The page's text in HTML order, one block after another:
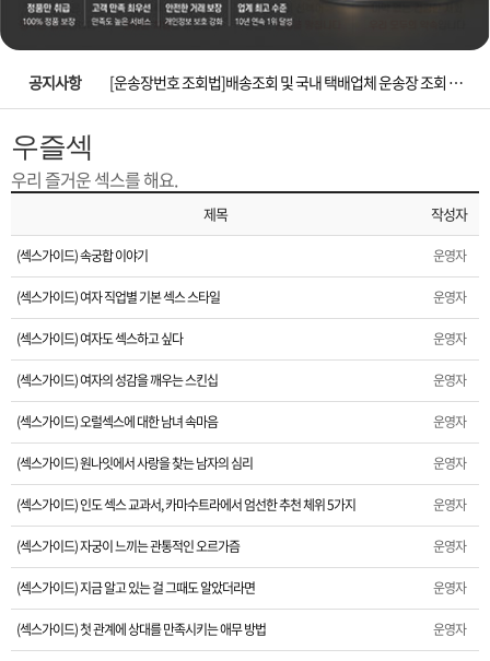
니
워
맨
은?
제
품
구
매
은
꼴
사
섹
스
노
하
우
고
객
센
터
마
이
페
이
지
주
문
조
회
공지사항
[2026구정 연휴]설 연휴 배송 및 휴무 안내
[운송장번호 조회법]배송조회 및 국내 택배업체 운송장 조회 하는법
[무인택배함 이용 안내] 집 밖에 주소로 택배 받기
입금확인이 안되는 상황을 대비해 꼭 입금후 고객센터 연락바랍니다.
[2026구정 연휴]설 연휴 배송 및 휴무 안내
우즐섹
우리 즐거운 섹스를 해요.
제목 작성자
(섹스가이드) 속궁합 이야기 운영자
(섹스가이드) 여자 직업별 기본 섹스 스타일 운영자
(섹스가이드) 여자도 섹스하고 싶다 운영자
(섹스가이드) 여자의 성감을 깨우는 스킨십 운영자
(섹스가이드) 오럴섹스에 대한 남녀 속마음 운영자
(섹스가이드) 원나잇에서 사랑을 찾는 남자의 심리 운영자
(섹스가이드) 인도 섹스 교과서, 카마수트라에서 엄선한 추천 체위 5가지 운영자
(섹스가이드) 자궁이 느끼는 관통적인 오르가즘 운영자
(섹스가이드) 지금 알고 있는 걸 그때도 알았더라면 운영자
(섹스가이드) 첫 관계에 상대를 만족시키는 애무 방법 운영자